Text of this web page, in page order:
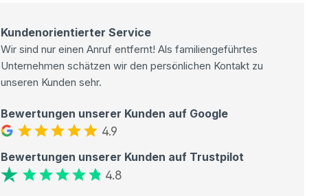
Kundenorientierter Service
Wir sind nur einen Anruf entfernt! Als familiengeführtes
Unternehmen schätzen wir den persönlichen Kontakt zu
unseren Kunden sehr.
Bewertungen unserer Kunden auf Google
4.9
Bewertungen unserer Kunden auf Trustpilot
4.8